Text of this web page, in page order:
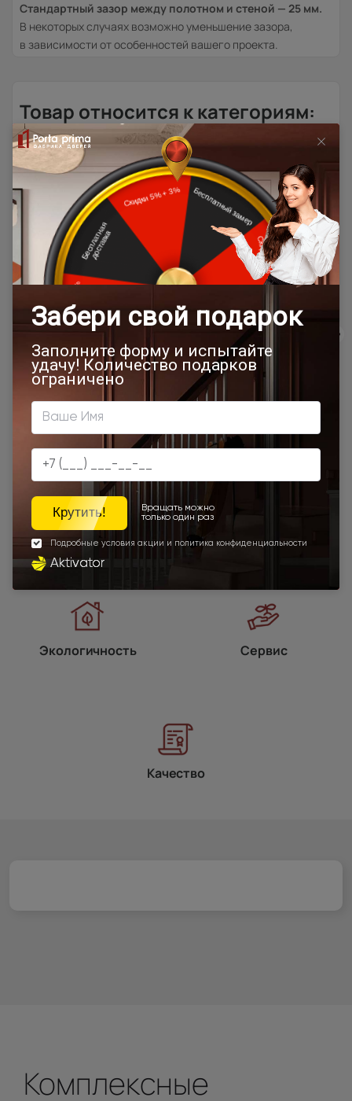
Стандартный зазор между полотном и стеной — 25 мм.
В некоторых случаях возможно уменьшение зазора,
в зависимости от особенностей вашего проекта.
Товар относится к категориям:
Двери модерн
Стильные современные межкомнатные двери
600x2000 700x1900 700x2000 900x2000
900x2400
1200x2000
Дверь скрытого монтажа Invisible / Инвизибл
Шампань
Высота 180 400x2000 Высота 190
Высота 195 Высота 205
Высота 210
Межкомнатные двери экошпон
Под заказ
Межкомнатные двери высотой 2000 мм
Для спальни
Наши преимущества
Программы
Экологичность Сервис
Качество
Комплексные